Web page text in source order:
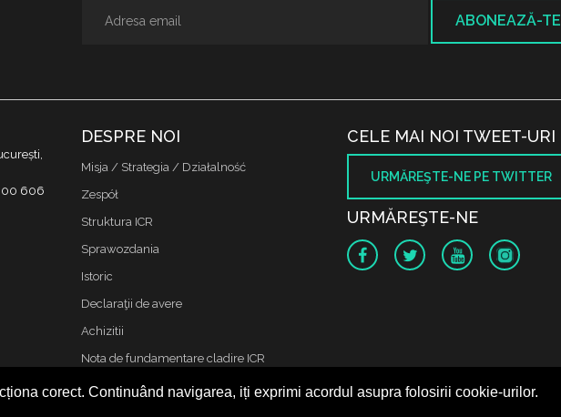
corect. Continuând navigarea, iți exprimi acordul asupra folosirii cookie-urilor.
ABONEAZĂ-TE
00 606
DESPRE NOI
Misja / Strategia / Działalność
Zespół
Struktura ICR
Sprawozdania
Istoric
Declaraţii de avere
Achizitii
Nota de fundamentare cladire ICR
Kontakt
CELE MAI NOI TWEET-URI
URMĂREŞTE-NE PE TWITTER
URMĂREŞTE-NE